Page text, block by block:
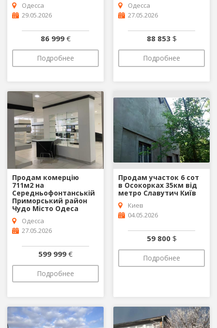
Одесса
29.05.2026
86 999 €
Подробнее
Одесса
27.05.2026
88 853 $
Подробнее
Продам комерцію
711м2 на
Середньофонтанській
Приморський район
Чудо Місто Одеса
Одесса
27.05.2026
599 999 €
Подробнее
Продам участок 6 сот
в Осокорках 35км від
метро Славутич Київ
Киев
04.05.2026
59 800 $
Подробнее